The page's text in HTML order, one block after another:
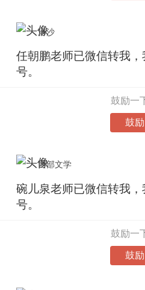
洛沙
任朝鹏老师已微信转我
号。
鼓励一
鼓励
西部文学
碗儿泉老师已微信转我
号。
鼓励一
鼓励